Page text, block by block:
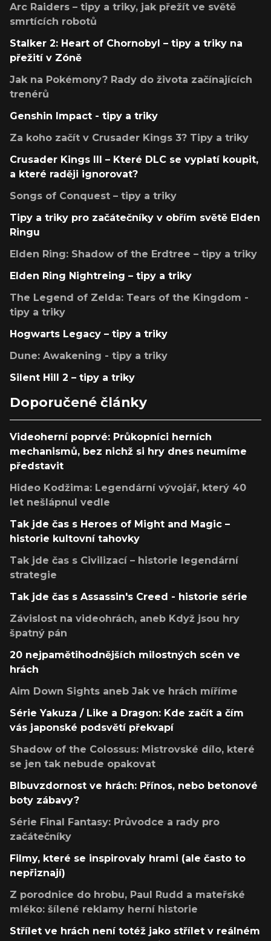
Arc Raiders – tipy a triky, jak přežít ve světě
smrtících robotů
Stalker 2: Heart of Chornobyl – tipy a triky na
přežití v Zóně
Jak na Pokémony? Rady do života začínajících
trenérů
Genshin Impact - tipy a triky
Za koho začít v Crusader Kings 3? Tipy a triky
Crusader Kings III – Které DLC se vyplatí koupit,
a které raději ignorovat?
Songs of Conquest – tipy a triky
Tipy a triky pro začátečníky v obřím světě Elden
Ringu
Elden Ring: Shadow of the Erdtree – tipy a triky
Elden Ring Nightreing – tipy a triky
The Legend of Zelda: Tears of the Kingdom -
tipy a triky
Hogwarts Legacy – tipy a triky
Dune: Awakening - tipy a triky
Silent Hill 2 – tipy a triky
Doporučené články
Videoherní poprvé: Průkopníci herních
mechanismů, bez nichž si hry dnes neumíme
představit
Hideo Kodžima: Legendární vývojář, který 40
let nešlápnul vedle
Tak jde čas s Heroes of Might and Magic –
historie kultovní tahovky
Tak jde čas s Civilizací – historie legendární
strategie
Tak jde čas s Assassin's Creed - historie série
Závislost na videohrách, aneb Když jsou hry
špatný pán
20 nejpamětihodnějších milostných scén ve
hrách
Aim Down Sights aneb Jak ve hrách míříme
Série Yakuza / Like a Dragon: Kde začít a čím
vás japonské podsvětí překvapí
Shadow of the Colossus: Mistrovské dílo, které
se jen tak nebude opakovat
Blbuvzdornost ve hrách: Přínos, nebo betonové
boty zábavy?
Série Final Fantasy: Průvodce a rady pro
začátečníky
Filmy, které se inspirovaly hrami (ale často to
nepřiznají)
Z porodnice do hrobu, Paul Rudd a mateřské
mléko: šílené reklamy herní historie
Střílet ve hrách není totéž jako střílet v reálném